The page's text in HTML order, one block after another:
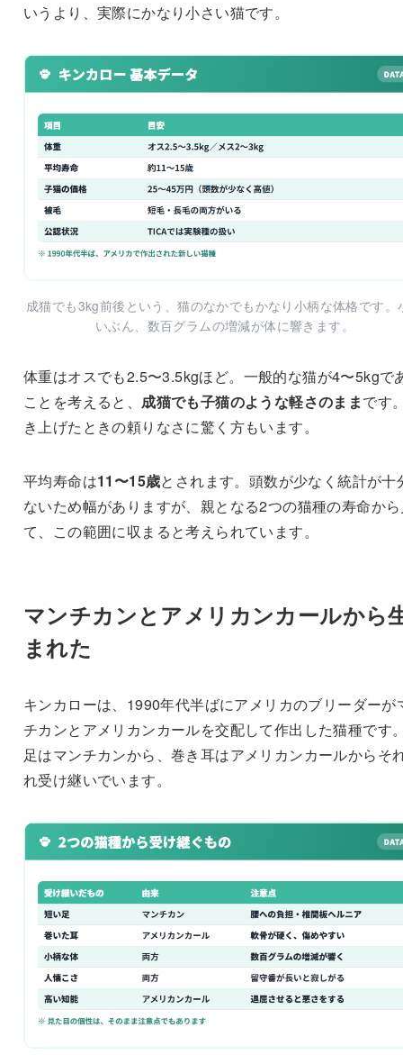
いうより、実際にかなり小さい猫です。
成猫でも3kg前後という、猫のなかでもかなり小柄な体格です。
いぶん、数百グラムの増減が体に響きます。
体重はオスでも2.5〜3.5kgほど。一般的な猫が4〜5kgで
ことを考えると、 成猫でも子猫のような軽さのままです
き上げたときの頼りなさに驚く方もいます。
平均寿命は11〜15歳とされます。頭数が少なく統計が十
ないため幅がありますが、親となる2つの猫種の寿命か
て、この範囲に収まると考えられています。
マンチカンとアメリカンカールから
まれた
キンカローは、1990年代半ばにアメリカのブリーダーが
チカンとアメリカンカールを交配して作出した猫種です
足はマンチカンから、巻き耳はアメリカンカールからそ
れ受け継いでいます。